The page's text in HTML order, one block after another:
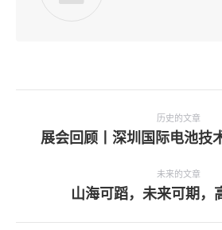
历史的文章
历
的
章：
展会回顾丨深圳国际电池技
未来的文章
未
的
山海可蹈，未来可期，